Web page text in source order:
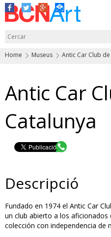
Home Museus Antic Car Club
Antic Car
Catalunya
Descripció
Fundado en 1974 el Antic Car
un club abierto a los
colección con independencia de